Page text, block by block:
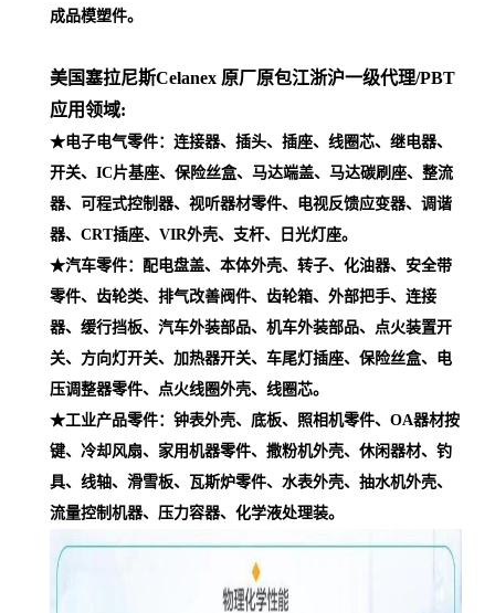
成品模塑件。
美国塞拉尼斯Celanex 原厂原包江浙沪一级代理/PBT
应用领域:
★电子电气零件：连接器、插头、插座、线圈芯、继电器、
开关、IC片基座、保险丝盒、马达端盖、马达碳刷座、整流
器、可程式控制器、视听器材零件、电视反馈应变器、调谐
器、CRT插座、VIR外壳、支杆、日光灯座。
★汽车零件：配电盘盖、本体外壳、转子、化油器、安全带
零件、齿轮类、排气改善阀件、齿轮箱、外部把手、连接
器、缓行挡板、汽车外装部品、机车外装部品、点火装置开
关、方向灯开关、加热器开关、车尾灯插座、保险丝盒、电
压调整器零件、点火线圈外壳、线圈芯。
★工业产品零件：钟表外壳、底板、照相机零件、OA器材按
键、冷却风扇、家用机器零件、撒粉机外壳、休闲器材、钓
具、线轴、滑雪板、瓦斯炉零件、水表外壳、抽水机外壳、
流量控制机器、压力容器、化学液处理装。